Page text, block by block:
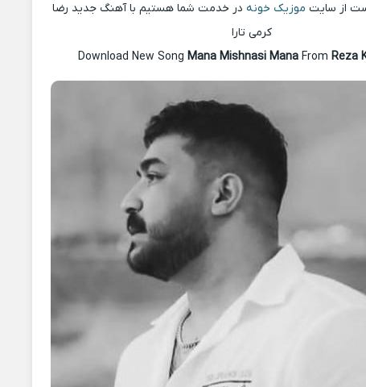
از سایت موزیک خونه در خدمت شما هستیم با آهنگ جدید رضا
کرمی تارا
Download New SongMana Mishnasi Mana FromReza